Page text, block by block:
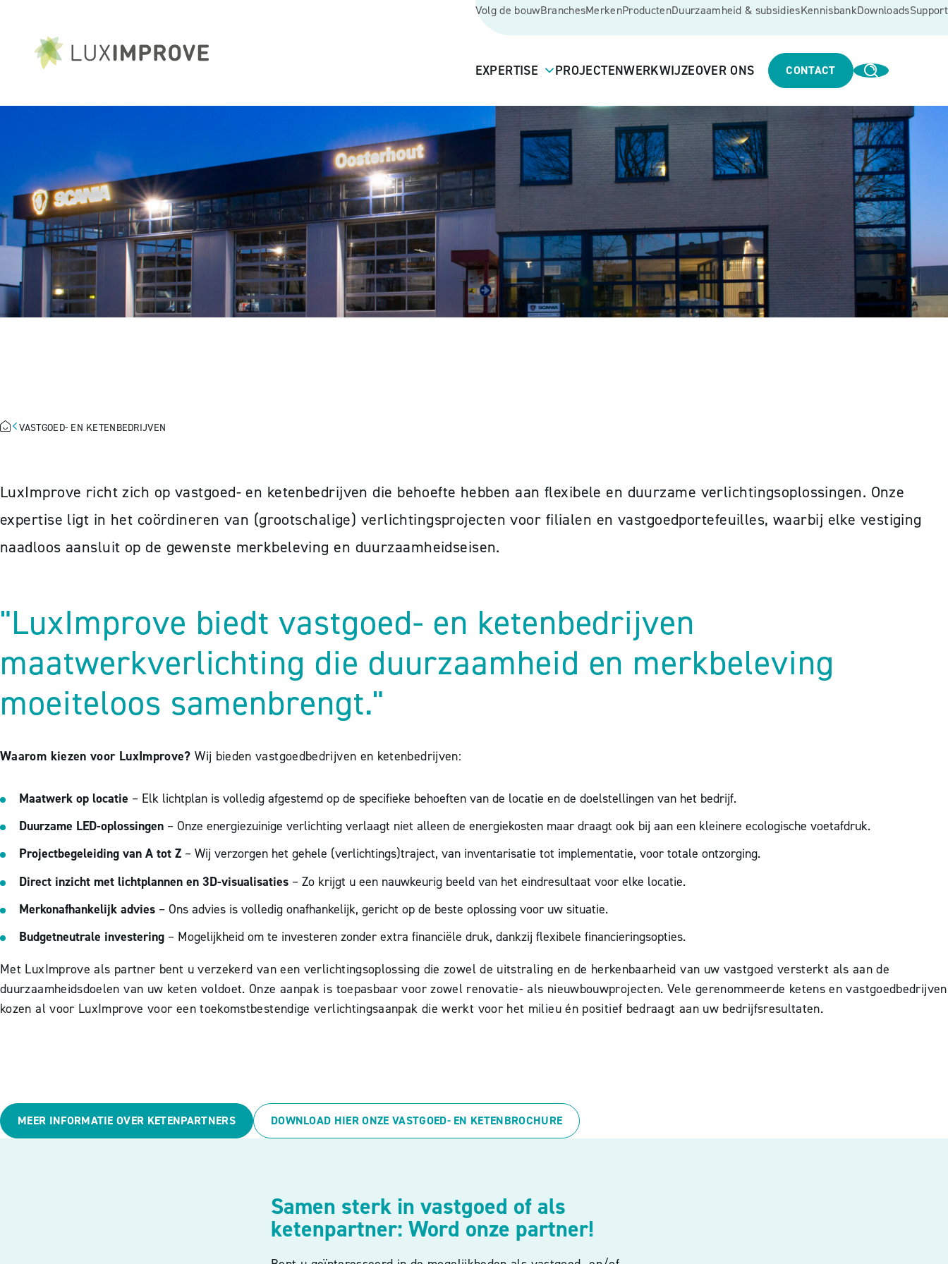
Volg de bouwBranchesMerkenProductenDuurzaamheid & subsidiesKennisbankDownloadsSupport
EXPERTISE PROJECTENWERKWIJZEOVER ONS CONTACT
VASTGOED- EN KETENBEDRIJVEN
LuxImprove richt zich op vastgoed- en ketenbedrijven die behoefte hebben aan flexibele en duurzame verlichtingsoplossingen. Onze
expertise ligt in het coördineren van (grootschalige) verlichtingsprojecten voor filialen en vastgoedportefeuilles, waarbij elke vestiging
naadloos aansluit op de gewenste merkbeleving en duurzaamheidseisen.
"LuxImprove biedt vastgoed- en ketenbedrijven
maatwerkverlichting die duurzaamheid en merkbeleving
moeiteloos samenbrengt."
Waarom kiezen voor LuxImprove? Wij bieden vastgoedbedrijven en ketenbedrijven:
Maatwerk op locatie – Elk lichtplan is volledig afgestemd op de specifieke behoeften van de locatie en de doelstellingen van het bedrijf.
Duurzame LED-oplossingen – Onze energiezuinige verlichting verlaagt niet alleen de energiekosten maar draagt ook bij aan een kleinere ecologische voetafdruk.
Projectbegeleiding van A tot Z – Wij verzorgen het gehele (verlichtings)traject, van inventarisatie tot implementatie, voor totale ontzorging.
Direct inzicht met lichtplannen en 3D-visualisaties – Zo krijgt u een nauwkeurig beeld van het eindresultaat voor elke locatie.
Merkonafhankelijk advies – Ons advies is volledig onafhankelijk, gericht op de beste oplossing voor uw situatie.
Budgetneutrale investering – Mogelijkheid om te investeren zonder extra financiële druk, dankzij flexibele financieringsopties.
Met LuxImprove als partner bent u verzekerd van een verlichtingsoplossing die zowel de uitstraling en de herkenbaarheid van uw vastgoed versterkt als aan de
duurzaamheidsdoelen van uw keten voldoet. Onze aanpak is toepasbaar voor zowel renovatie- als nieuwbouwprojecten. Vele gerenommeerde ketens en vastgoedbedrijven
kozen al voor LuxImprove voor een toekomstbestendige verlichtingsaanpak die werkt voor het milieu én positief bedraagt aan uw bedrijfsresultaten.
MEER INFORMATIE OVER KETENPARTNERS DOWNLOAD HIER ONZE VASTGOED- EN KETENBROCHURE
Samen sterk in vastgoed of als
ketenpartner: Word onze partner!